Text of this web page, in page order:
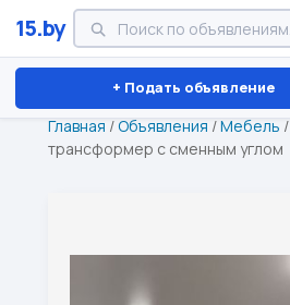
15.by
+ Подать объявление
Минск Витебск Брест
Главная /Объявления /Мебель /
трансформер с сменным углом